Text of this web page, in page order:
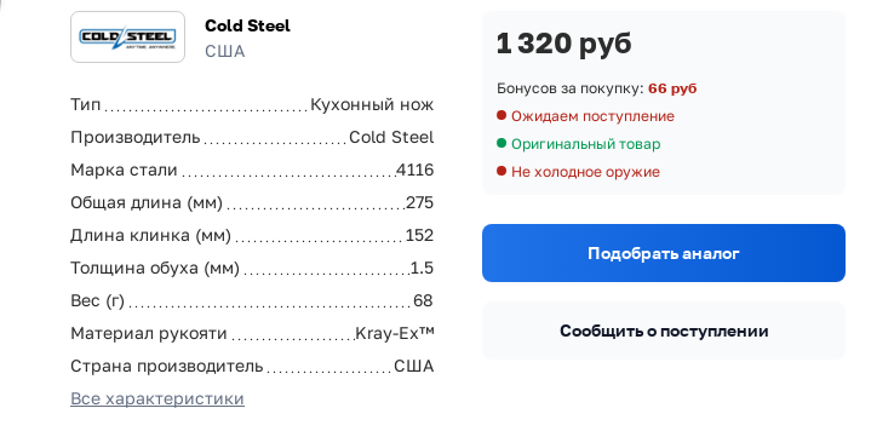
Cold Steel
США
Тип
Кухонный нож
Производитель
Cold Steel
Марка стали
4116
Общая длина (мм)
275
Длина клинка (мм)
152
Толщина обуха (мм)
1.5
Вес (г)
68
Материал рукояти
Kray-Ex™
Страна производитель
США
Все характеристики
1 320 руб
Бонусов за покупку: 66 руб
Ожидаем поступление
Оригинальный товар
Не холодное оружие
Подобрать аналог
Сообщить о поступлении